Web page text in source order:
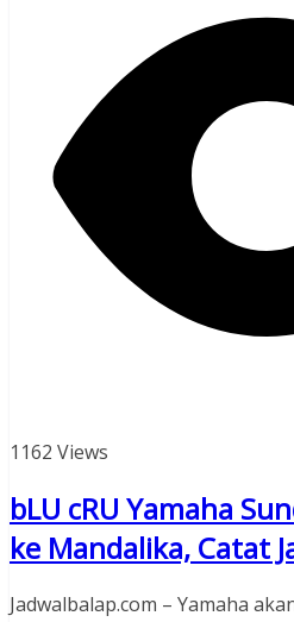
1162 Views
bLU cRU Yamaha
ke Mandalika, Catat
Jadwalbalap.com – Yamaha